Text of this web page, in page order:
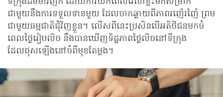
ជាមួយនឹងការទទួលទានមួយ ដែលចាកឆ្ងាយពីភាពរញ៉េរញ៉ៃ ព្រម
ជាមួយធម្មជាតិជុំវិញខ្លួន។ លើសពីនេះប្រសិនបើអតិថិជនមកចំ
ពេលថ្ងៃរៀបលិច នឹងបានឃើញទិដ្ឋភាពថ្ងៃលិចនៅទីក្រុង
ដែលផុសឡើងនៅចំពីមុខតែម្តង។